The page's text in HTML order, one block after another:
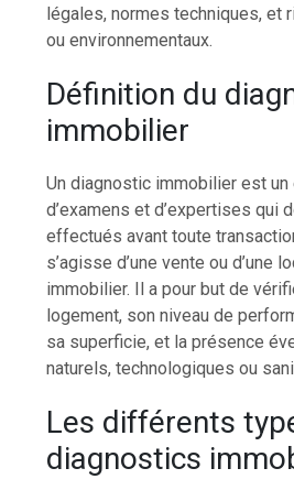
légales, normes techniques, et
ou environnementaux.
Définition du
immobilier
Un diagnostic immobilier est un
d’examens et d’expertises qui
effectués avant toute
s’agisse d’une vente ou d’une
immobilier. Il a pour but de
logement, son niveau de
sa superficie, et la présence
naturels, technologiques ou
Les différents
diagnostics